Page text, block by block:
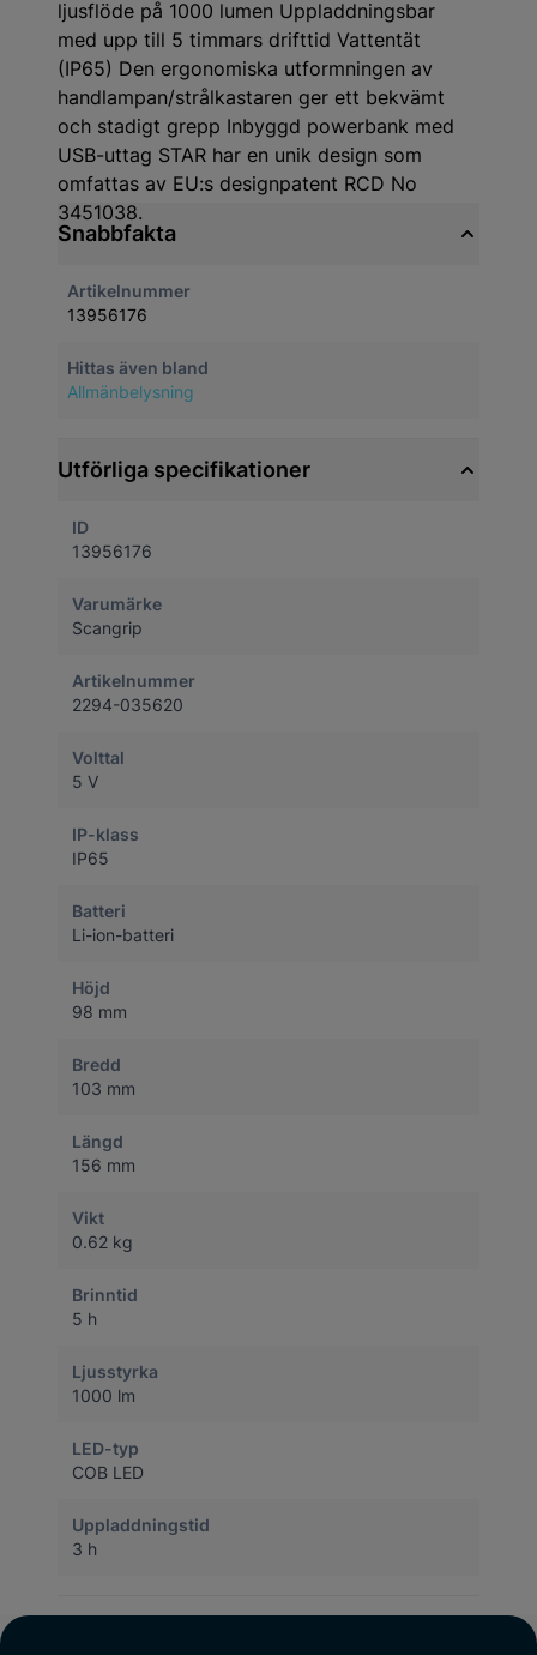
ljusflöde på 1000 lumen Uppladdningsbar
med upp till 5 timmars drifttid Vattentät
(IP65) Den ergonomiska utformningen av
handlampan/strålkastaren ger ett bekvämt
och stadigt grepp Inbyggd powerbank med
USB-uttag STAR har en unik design som
omfattas av EU:s designpatent RCD No
3451038.
Snabbfakta
Artikelnummer
13956176
Hittas även bland
Allmänbelysning
Utförliga specifikationer
ID
13956176
Varumärke
Scangrip
Artikelnummer
2294-035620
Volttal
5 V
IP-klass
IP65
Batteri
Li-ion-batteri
Höjd
98 mm
Bredd
103 mm
Längd
156 mm
Vikt
0.62 kg
Brinntid
5 h
Ljusstyrka
1000 lm
LED-typ
COB LED
Uppladdningstid
3 h